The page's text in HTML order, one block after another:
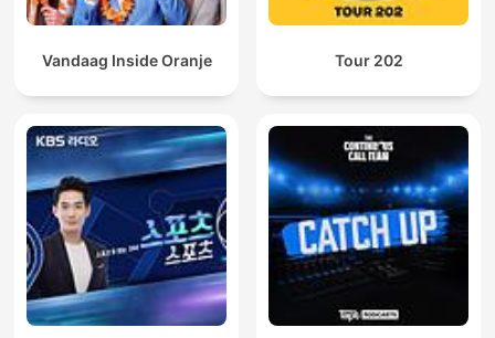
Vandaag Inside Oranje Tour 202